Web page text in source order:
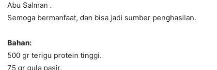
Abu Salman .
Semoga bermanfaat, dan bisa jadi sumber penghasilan.
Bahan:
500 gr terigu protein tinggi.
75 gr gula pasir.